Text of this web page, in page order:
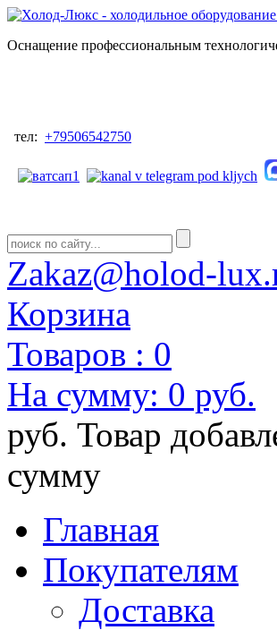
Оснащение профессиональным
тел: +79506542750
Zakaz@holod-
Корзина
Товаров : 0
На сумму: 0 руб.
руб. Товар
сумму
Главная
Покупателям
Доставка